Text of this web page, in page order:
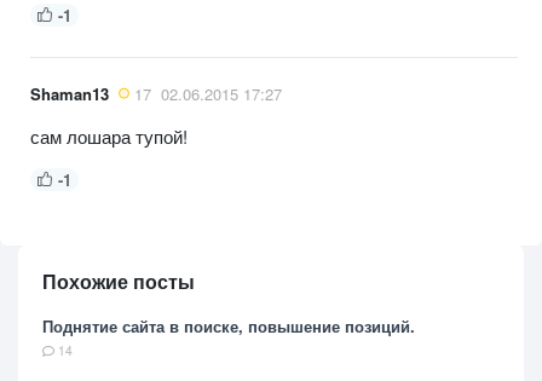
-1
Shaman13 17 02.06.2015 17:27
сам лошара тупой!
-1
Похожие посты
Поднятие сайта в поиске, повышение позиций.
14